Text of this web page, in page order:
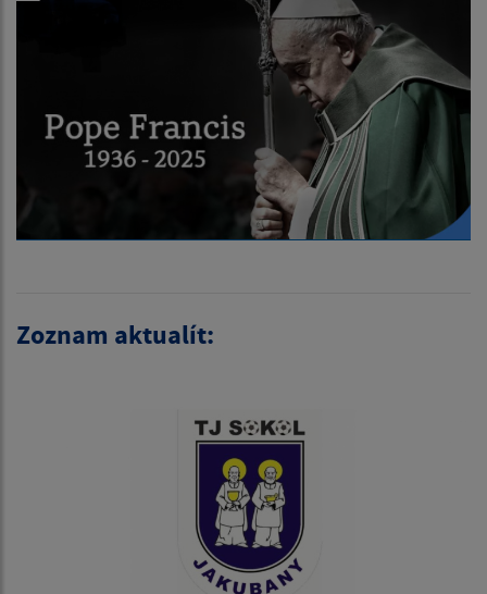
Zoznam aktualít: